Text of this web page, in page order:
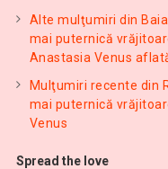
Alte mulţumiri din
mai puternică
Anastasia Venus
Mulţumiri recente din
mai puternică
Venus
Spread the love